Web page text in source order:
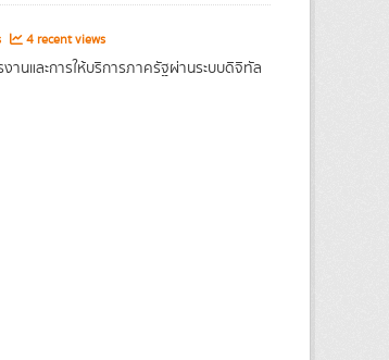
4 recent views
นและการให้บริการภาครัฐผ่านระบบดิจิทัล